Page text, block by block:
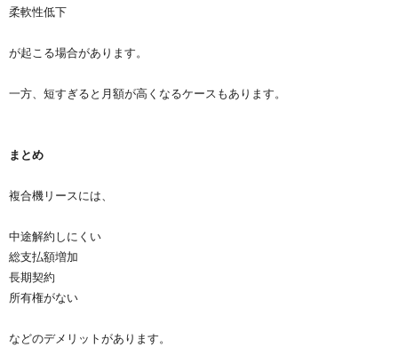
柔軟性低下
が起こる場合があります。
一方、短すぎると月額が高くなるケースもあります。
まとめ
複合機リースには、
中途解約しにくい
総支払額増加
長期契約
所有権がない
などのデメリットがあります。